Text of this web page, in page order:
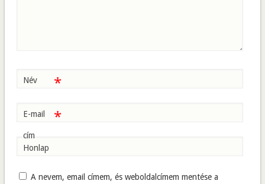
Név *
E-mail
cím
*
Honlap
A nevem, email címem, és weboldalcímem mentése a